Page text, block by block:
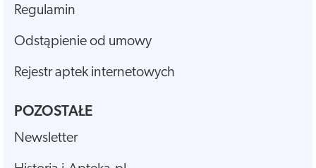
Regulamin
Odstąpienie od umowy
Rejestr aptek internetowych
POZOSTAŁE
Newsletter